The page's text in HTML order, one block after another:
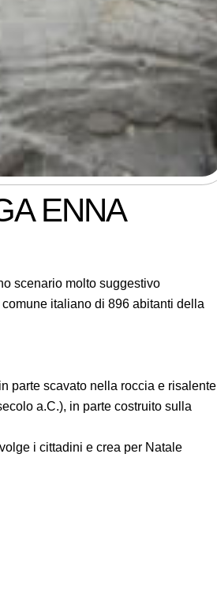
ENNA
scenario molto suggestivo
italiano di 896 abitanti della
parte scavato nella roccia e risalente
a.C.), in parte costruito sulla
i cittadini e crea per Natale